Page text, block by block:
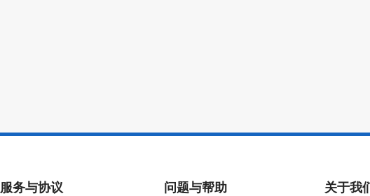
服务与协议 问题与帮助 关于我